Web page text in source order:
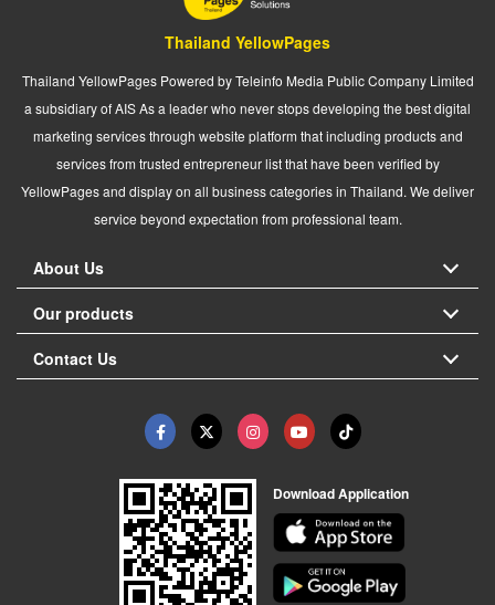
Thailand YellowPages
Thailand YellowPages Powered by Teleinfo Media Public Company Limited
a subsidiary of AIS As a leader who never stops developing the best digital
marketing services through website platform that including products and
services from trusted entrepreneur list that have been verified by
YellowPages and display on all business categories in Thailand. We deliver
service beyond expectation from professional team.
About Us
Our products
Contact Us
Download Application